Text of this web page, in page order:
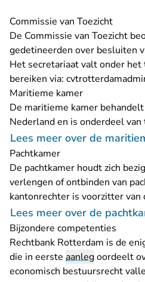
Commissie van Toezicht
De Commissie van Toezicht
gedetineerden over besluiten
Het secretariaat valt onder
bereiken via:
Maritieme kamer
De maritieme kamer
Nederland en is onderdeel van
Lees meer over de
Pachtkamer
De pachtkamer houdt zich
verlengen of ontbinden van
kantonrechter is voorzitter van
Lees meer over de
Bijzondere competenties
Rechtbank Rotterdam is de
die in eerste aanlegoordeelt
economisch bestuursrecht